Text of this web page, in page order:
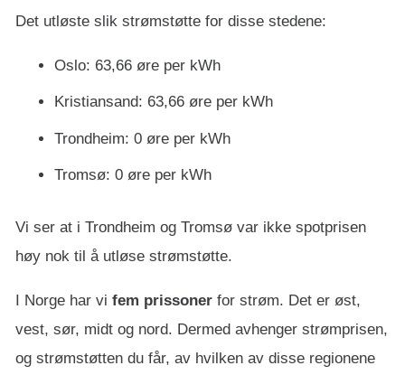
Det utløste slik strømstøtte for disse stedene:
Oslo: 63,66 øre per kWh
Kristiansand: 63,66 øre per kWh
Trondheim: 0 øre per kWh
Tromsø: 0 øre per kWh
Vi ser at i Trondheim og Tromsø var ikke spotprisen
høy nok til å utløse strømstøtte.
I Norge har vi fem prissoner for strøm. Det er øst,
vest, sør, midt og nord. Dermed avhenger strømprisen,
og strømstøtten du får, av hvilken av disse regionene